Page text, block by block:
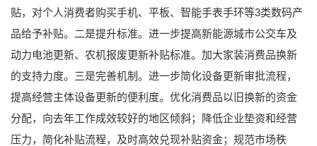
贴，对个人消费者购买手机、平板、智能手表手环等3类数码产
品给予补贴。二是提升标准。进一步提高新能源城市公交车及
动力电池更新、农机报废更新补贴标准。加大家装消费品换新
的支持力度。三是完善机制。进一步简化设备更新审批流程，
提高经营主体设备更新的便利度。优化消费品以旧换新的资金
分配，向去年工作成效较好的地区倾斜；降低企业垫资和经营
压力，简化补贴流程，及时高效兑现补贴资金；规范市场秩